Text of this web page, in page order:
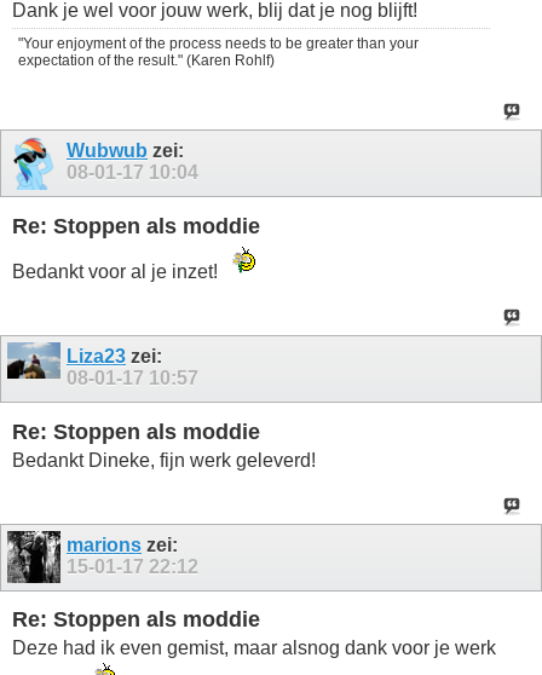
Dank je wel voor jouw werk, blij dat je nog blijft!
"Your enjoyment of the process needs to be greater than your
expectation of the result." (Karen Rohlf)
Wubwub zei:
08-01-17 10:04
Re: Stoppen als moddie
Bedankt voor al je inzet!
Liza23 zei:
08-01-17 10:57
Re: Stoppen als moddie
Bedankt Dineke, fijn werk geleverd!
marions zei:
15-01-17 22:12
Re: Stoppen als moddie
Deze had ik even gemist, maar alsnog dank voor je werk